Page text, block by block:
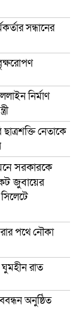
সন্ধানের
নির্মাণ
নেতাকে
সরকারকে
জুবায়ের
পথে নৌকা
ঘুমহীন রাত
অনুষ্ঠিত